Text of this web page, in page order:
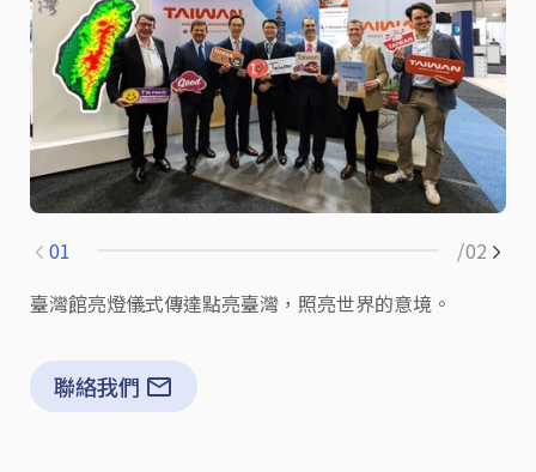
01
/02
臺灣館亮燈儀式傳達點亮臺灣，照亮世界的意境。
聯絡我們